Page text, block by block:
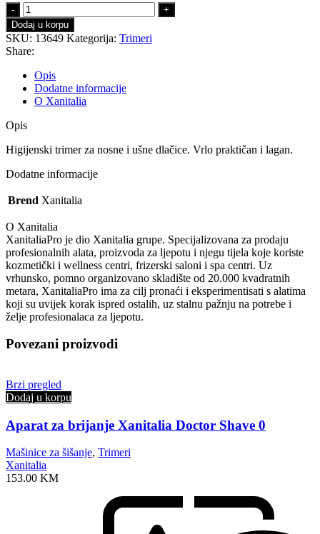
Trimer
za
šišanje
nosnih
i
ušnih
dlačica
Xanitalia
Precision
količina
Dodaj u korpu
SKU: 13649 Kategorija: Trimeri
Share:
Opis
Dodatne informacije
O Xanitalia
Opis
Higijenski trimer za nosne i ušne dlačice. Vrlo praktičan i lagan.
Dodatne informacije
Brend Xanitalia
O Xanitalia
XanitaliaPro je dio Xanitalia grupe. Specijalizovana za prodaju
profesionalnih alata, proizvoda za ljepotu i njegu tijela koje koriste
kozmetički i wellness centri, frizerski saloni i spa centri. Uz
vrhunsko, pomno organizovano skladište od 20.000 kvadratnih
metara, XanitaliaPro ima za cilj pronaći i eksperimentisati s alatima
koji su uvijek korak ispred ostalih, uz stalnu pažnju na potrebe i
želje profesionalaca za ljepotu.
Povezani proizvodi
Brzi pregled
Dodaj u korpu
Aparat za brijanje Xanitalia Doctor Shave 0
Mašinice za šišanje, Trimeri
Xanitalia
153.00 KM